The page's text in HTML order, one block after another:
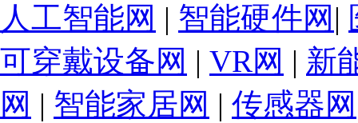
人工智能网 | 智能硬件网 |
可穿戴设备网 | VR网 | 新
网 | 智能家居网 | 传感器网